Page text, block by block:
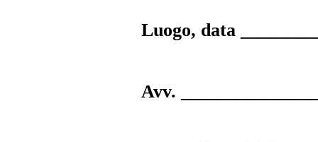
Luogo, data
Avv.